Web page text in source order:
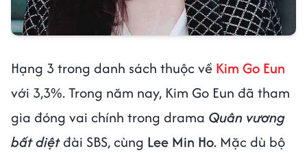
Hạng 3 trong danh sách thuộc về Kim Go Eun
với 3,3%. Trong năm nay, Kim Go Eun đã tham
gia đóng vai chính trong drama Quân vương
bất diệtđài SBS, cùng Lee Min Ho. Mặc dù bộ